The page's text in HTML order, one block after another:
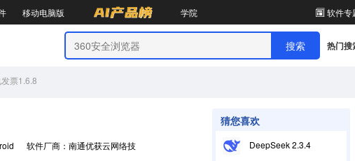
移动电脑版 学院 软件专
热门搜
票1.6.8
软件厂商：南通优获云网络技术有限公司
猜您喜欢
DeepSeek 2.3.4